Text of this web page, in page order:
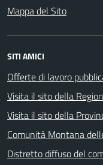
Mappa del Sito
SITI AMICI
Offerte di lavoro
Visita il sito della
Visita il sito della
Comunità Montana
Distretto diffuso del